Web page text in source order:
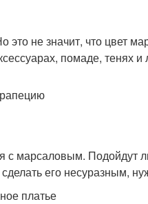
это не значит, что цвет
помаде, тенях и
с марсаловым. Подойдут
его несуразным,
платье